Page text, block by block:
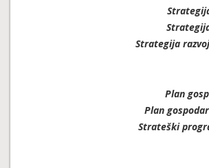
Strategija
Plan
Plan
Strateški